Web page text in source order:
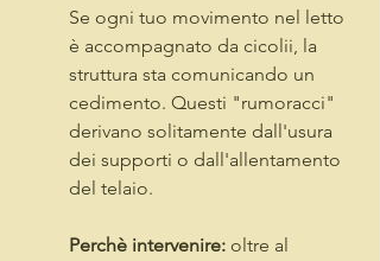
Se ogni tuo movimento nel letto
è accompagnato da cicolii, la
struttura sta comunicando un
cedimento. Questi "rumoracci"
derivano solitamente dall'usura
dei supporti o dall'allentamento
del telaio.
Perchè intervenire: oltre al